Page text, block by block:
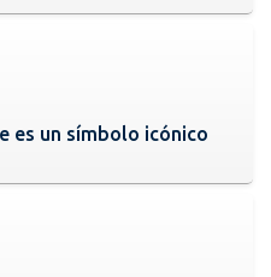
es un símbolo icónico